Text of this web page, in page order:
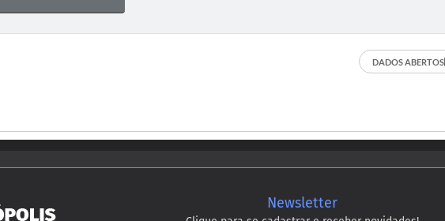
DADOS ABERTOS
Newsletter